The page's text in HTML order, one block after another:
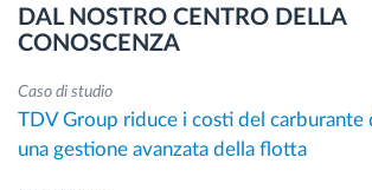
DAL NOSTRO CENTRO DELLA
CONOSCENZA
Caso di studio
TDV Group riduce i costi del carburante
una gestione avanzata della flotta